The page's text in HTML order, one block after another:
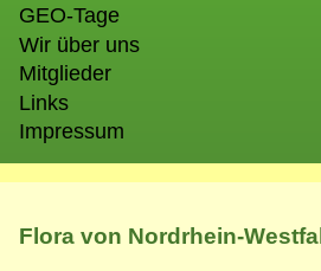
GEO-Tage
Wir über uns
Mitglieder
Links
Impressum
Flora von Nordrhein-